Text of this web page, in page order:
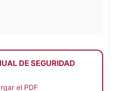
DE SEGURIDAD
el PDF